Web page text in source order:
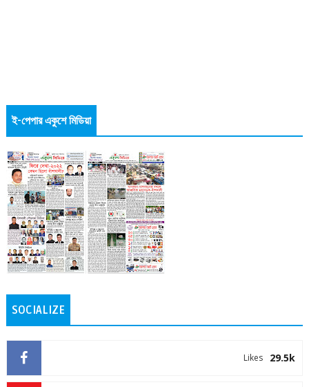
ই-পেপার একুশে মিডিয়া
SOCIALIZE
29.5k
Likes